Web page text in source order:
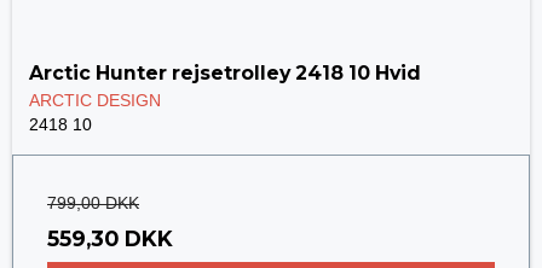
Arctic Hunter rejsetrolley 2418 10 Hvid
ARCTIC DESIGN
2418 10
799,00 DKK
559,30 DKK